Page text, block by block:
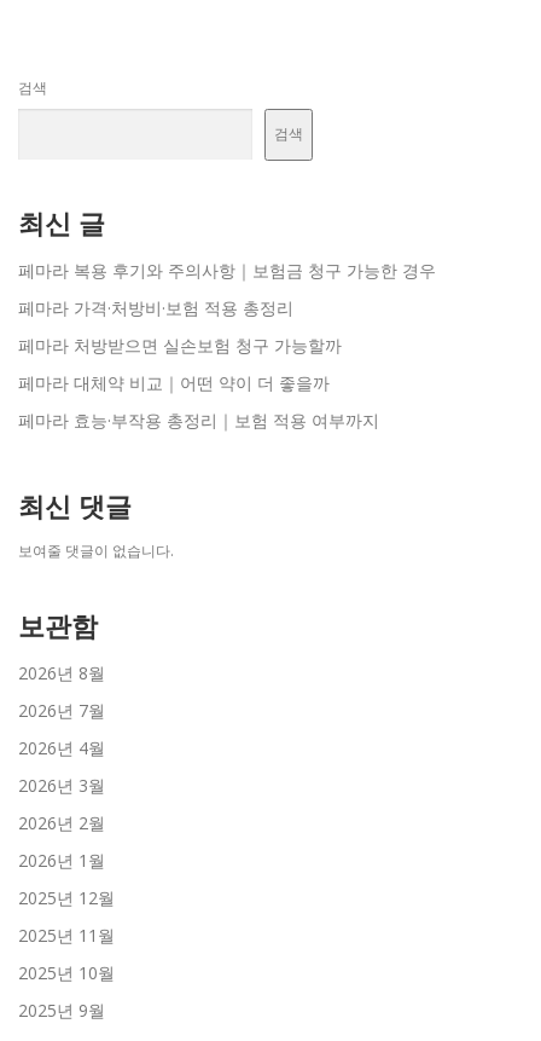
검색
검색
최신 글
페마라 복용 후기와 주의사항｜보험금 청구 가능한 경우
페마라 가격·처방비·보험 적용 총정리
페마라 처방받으면 실손보험 청구 가능할까
페마라 대체약 비교｜어떤 약이 더 좋을까
페마라 효능·부작용 총정리｜보험 적용 여부까지
최신 댓글
보여줄 댓글이 없습니다.
보관함
2026년 8월
2026년 7월
2026년 4월
2026년 3월
2026년 2월
2026년 1월
2025년 12월
2025년 11월
2025년 10월
2025년 9월